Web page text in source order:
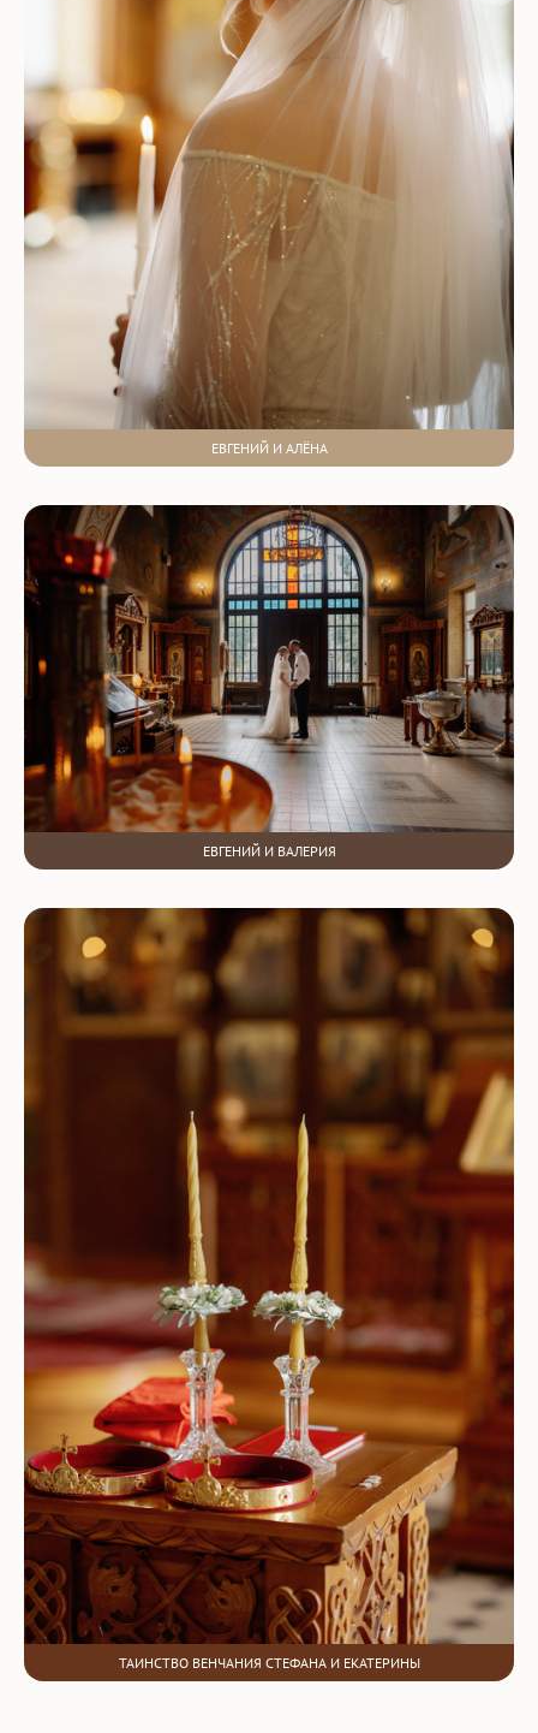
ЕВГЕНИЙ И АЛЁНА
ЕВГЕНИЙ И ВАЛЕРИЯ
ТАИНСТВО ВЕНЧАНИЯ СТЕФАНА И ЕКАТЕРИНЫ